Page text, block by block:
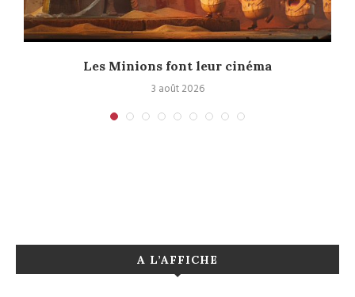
Les Minions font leur cinéma
3 août 2026
A L’AFFICHE